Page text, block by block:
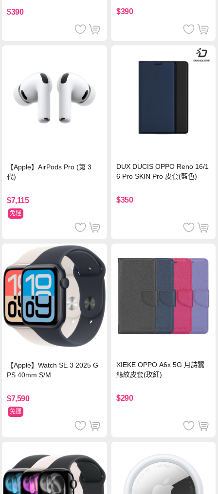
$390 $390
【Apple】AirPods Pro (第 3
代)
$7,115
免運
DUX DUCIS OPPO Reno 16/1
6 Pro SKIN Pro 皮套(藍色)
$350
【Apple】Watch SE 3 2025 G
PS 40mm S/M
$7,590
免運
XIEKE OPPO A6x 5G 月詩蠶
絲紋皮套(玫紅)
$290